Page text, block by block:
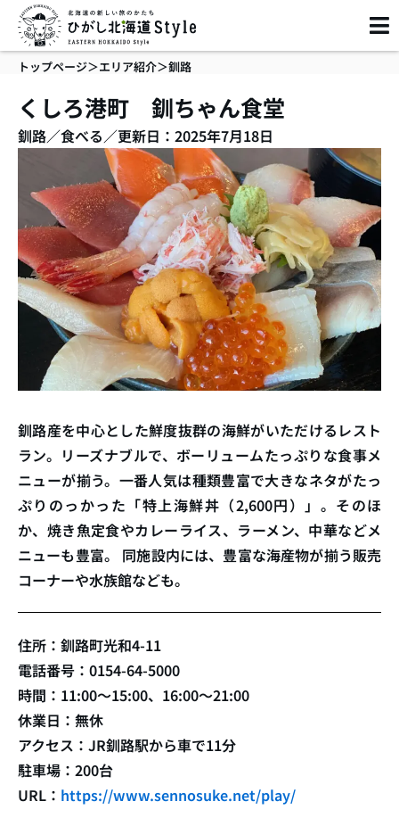
を
トップページ＞エリア紹介＞釧路
くしろ港町 釧ちゃん食堂
釧路／食べる／更新日：2025年7月18日
釧路産を中心とした鮮度抜群の海鮮がいただけるレスト
ラン。リーズナブルで、ボーリュームたっぷりな食事メ
ニューが揃う。一番人気は種類豊富で大きなネタがたっ
ぷりのっかった「特上海鮮丼（2,600円）」。そのほ
か、焼き魚定食やカレーライス、ラーメン、中華などメ
ニューも豊富。 同施設内には、豊富な海産物が揃う販売
コーナーや水族館なども。
住所：釧路町光和4-11
電話番号：0154-64-5000
時間：11:00〜15:00、16:00〜21:00
休業日：無休
アクセス：JR釧路駅から車で11分
駐車場：200台
URL： https://www.sennosuke.net/play/